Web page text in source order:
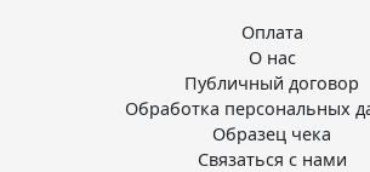
Оплата
О нас
Публичный договор
Обработка персональных
Образец чека
Связаться с нами